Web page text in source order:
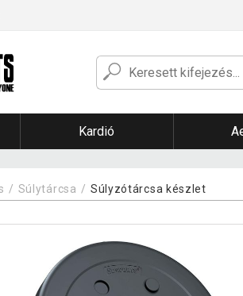
Kardió
Súlytárcsa Súlyzótárcsa készlet